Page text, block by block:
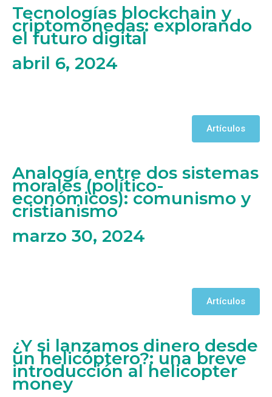
Tecnologías blockchain y
criptomonedas: explorando
el futuro digital
abril 6, 2024
Artículos
Analogía entre dos sistemas
morales (político-
económicos): comunismo y
cristianismo
marzo 30, 2024
Artículos
¿Y si lanzamos dinero desde
un helicóptero?: una breve
introducción al helicopter
money